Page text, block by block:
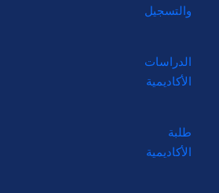
والتسجيل
الدراسات
الأكاديمية
طلبة
الأكاديمية